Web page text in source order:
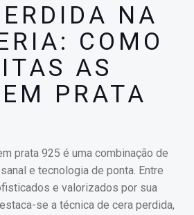
NA
COMO
AS
PRATA
prata 925 é uma combinação de
e tecnologia de ponta. Entre
e valorizados por sua
se a técnica de cera perdida,